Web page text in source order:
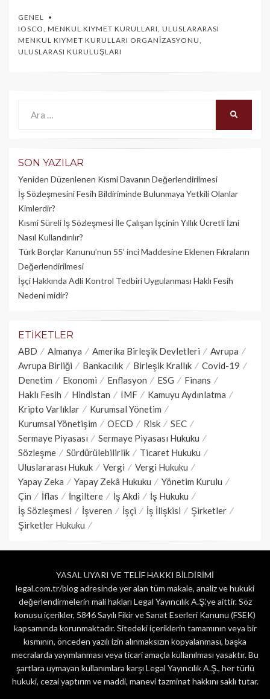
GENEL
IOSCO MENKUL KIYMET KURULLARI ULUSLARARASI
MENKUL KIYMET KURULLARI ORGANIZASYONU
ULUSLARASI KURULUŞLARI
SON YAZILAR
Yeniden Düzenlenen Kısmi Davanın Değerlendirilmesi
İş Sözleşmesini Fesih Bildiriminde Bulunmaya Yetkili Olanlar
Kimlerdir?
Kısmi Süreli İş Sözleşmesi İle Çalışan İşçinin Yıllık Üc­retli İzni
Nasıl Kullandırılır?
Türk Borçlar Kanunu’nun 55’ inci Maddesine Eklenen Fıkraların
Değerlendirilmesi
İşçi Hakkında Adli Kontrol Tedbiri Uygulanması Haklı Fesih
Nedeni midir?
ETIKETLER
ABD Almanya Amerika Birleşik Devletleri
Avrupa
Avrupa Birliği
Bankacılık Birleşik Krallık
Covid-19
Denetim
Ekonomi Enflasyon ESG
Finans
Haklı Fesih
Hindistan IMF
Kamuyu Aydınlatma
Kripto Varlıklar
Kurumsal Yönetim
Kurumsal Yönetişim
OECD Risk
SEC
Sermaye Piyasası
Sermaye Piyasası Hukuku
Sözleşme
Sürdürülebilirlik
Ticaret Hukuku
Uluslararası Hukuk
Vergi
Vergi Hukuku
Yapay Zeka
Yapay Zekâ Hukuku
Yönetim Kurulu
Çin
İflas İngiltere İş Akdi
İş Hukuku
İş Sözleşmesi
İşveren İşçi İş İlişkisi
Şirketler
Şirketler Hukuku
YASAL UYARI VE TELİF HAKKI BİLDİRİMİ
legal.com.tr/blog adresinde yer alan tüm makale, analiz ve hukuki
değerlendirmelerin mali hakları Legal Yayıncılık A.Ş.’ye aittir. Söz
konusu içerikler, 5846 Sayılı Fikir ve Sanat Eserleri Kanunu (FSEK)
kapsamında korunmaktadır. Sitedeki içeriklerin tamamının veya bir
kısmının, önceden yazılı izin alınmaksızın kopyalanması, başka
mecralarda yayımlanması veya ticari amaçla kullanılması yasaktır. Bu
şartlara uymayan kullanımlara karşı Legal Yayıncılık A.Ş., her türlü
hukuki, cezai yaptırım ve maddi, manevi tazminat hakkını saklı tutar.